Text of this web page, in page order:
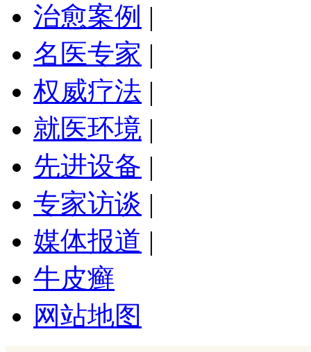
治愈案例 |
名医专家 |
权威疗法 |
就医环境 |
先进设备 |
专家访谈 |
媒体报道 |
牛皮癣
网站地图